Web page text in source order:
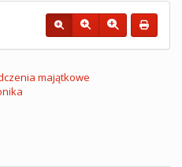
majątkowe